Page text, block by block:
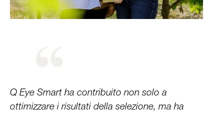
Q Eye Smart ha contribuito non solo a
ottimizzare i risultati della selezione, ma ha